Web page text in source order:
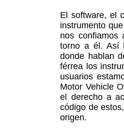
El software, el
instrumento
nos confiamos
torno a él. Así
donde hablan
férrea los
usuarios
Motor Vehicle
el derecho a
código de
origen.